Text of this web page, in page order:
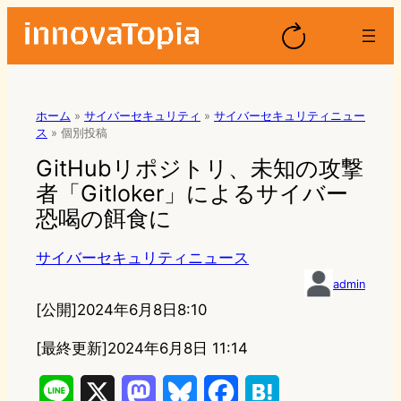
ホーム » サイバーセキュリティ » サイバーセキュリティニュー
ス » 個別投稿
GitHubリポジトリ、未知の攻撃
者「Gitloker」によるサイバー
恐喝の餌食に
サイバーセキュリティニュース
admin
[公開]2024年6月8日8:10
[最終更新]2024年6月8日 11:14